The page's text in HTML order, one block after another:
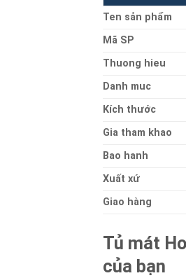
Ten sản phẩm
Mã SP
Thuong hieu
Danh muc
Kích thước
Gia tham khao
Bao hanh
Xuất xứ
Giao hàng
Tủ mát
của bạn